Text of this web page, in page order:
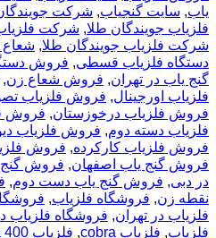
یاب, سایت گنجیاب, شرکت
فلزیاب جویندگان طلا, شرکت
شرکت فلزیاب جویندگان طلا,
دستگاه فلزیاب قسطی, فروش
گنج یاب در تهران, فروش شعاع زن,
فلزیاب اورجینال, فروش فلزیاب
فروش فلزیاب درخوزستان, فروش
فلزیاب دسته دوم, فروش فلزیاب
فروش فلزیاب کارکرده, فروش
فروش گنج یاب اصفهان, فروش گنج
در دبی, فروش گنج یاب دست دوم,
نقطه زن, فروشگاه فلزیاب,
فلزیاب در تهران, فروشگاه فلزیاب
فلزیاب, فلزیاب cobra , فلزیاب cobra 400